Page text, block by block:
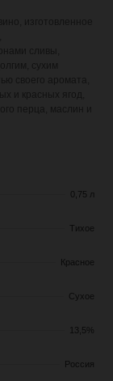
0,75 л
Тихое
Красное
Сухое
13,5%
Россия